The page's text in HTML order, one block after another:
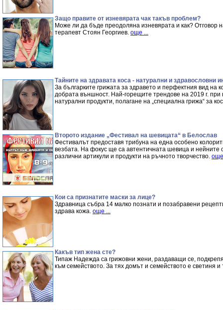
Защо правите от изневярата чак такъв проблем?
Може ли да бъде преодоляна изневярата и как? Отговор
терапевт Стоян Георгиев. още ...
Тайните на здравата коса - натурални и здравословни
За българките грижата за здравето и перфектния вид на
добрата външност. Най-горещите трендове на 2019 г. при
натурални продукти, полагане на „специална грижа“ за
Второто издание „Фестивал на шевицата“ в Белослав
Фестивалът предоставя трибуна на една особено
везбата. На фокус ще са автентичната шевица и нейните
различни артикули и продукти на ръчното творчество.
Кои са признатите маски за лице?
Здравница събра 14 малко познати и позабравени
здрава кожа. още ...
Какъв тип жена сте?
Типаж Надежда са грижовни жени, раздаващи се,
към семейството. За тях домът и семейството е светиня